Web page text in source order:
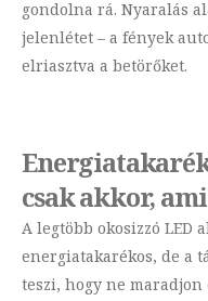
gondolna rá. Nyaralás
jelenlétet – a fények
elriasztva a betörőket.
csak akkor,
A legtöbb okosizzó LED
energiatakarékos, de a
teszi, hogy ne maradjon